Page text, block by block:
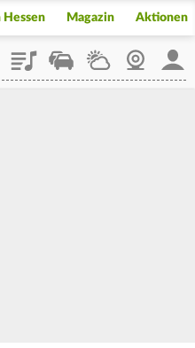
Hessen Magazin Aktionen
PlaylistStaupilotWetterWebcam